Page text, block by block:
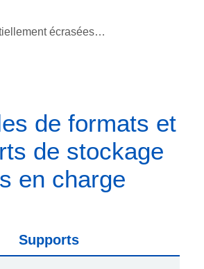
écrasées…
de formats et
de stockage
en charge
Supports